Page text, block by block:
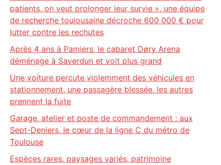
patients, on veut prolonger leur survie », une équipe
de recherche toulousaine décroche 600 000 € pour
lutter contre les rechutes
Après 4 ans à Pamiers, le cabaret Døry Arena
déménage à Saverdun et voit plus grand
Une voiture percute violemment des véhicules en
stationnement, une passagère blessée, les autres
prennent la fuite
Garage, atelier et poste de commandement : aux
Sept-Deniers, le cœur de la ligne C du métro de
Toulouse
Espèces rares, paysages variés, patrimoine